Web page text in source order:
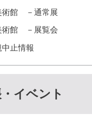
術館 －通常展
術館 －展覧会
止情報
イベント